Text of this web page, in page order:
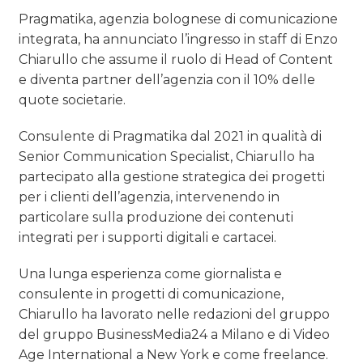
NORMATIVE
TREND
OPINIONI
Pragmatika, agenzia bolognese di comunicazione
integrata, ha annunciato l’ingresso in staff di Enzo
Chiarullo che assume il ruolo di Head of Content
e diventa partner dell’agenzia con il 10% delle
quote societarie.
Consulente di Pragmatika dal 2021 in qualità di
Senior Communication Specialist, Chiarullo ha
partecipato alla gestione strategica dei progetti
per i clienti dell’agenzia, intervenendo in
particolare sulla produzione dei contenuti
integrati per i supporti digitali e cartacei.
Una lunga esperienza come giornalista e
consulente in progetti di comunicazione,
Chiarullo ha lavorato nelle redazioni del gruppo
del gruppo BusinessMedia24 a Milano e di Video
Age International a New York e come freelance.